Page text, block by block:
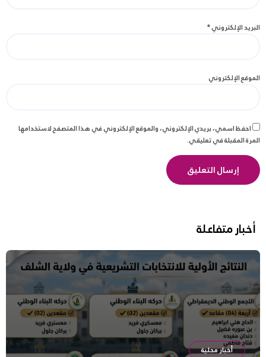
البريد الإلكتروني*
الموقع الإلكتروني
احفظ اسمي، بريدي الإلكتروني، والموقع الإلكتروني في هذا المتصفح لاستخدامها
المرة المقبلة في تعليقي.
أخبار متفاعلة
أخبار محلية